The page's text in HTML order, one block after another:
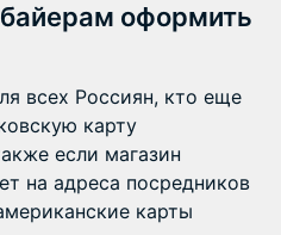
оформить
всех Россиян, кто еще
карту
если магазин
на адреса посредников
карты